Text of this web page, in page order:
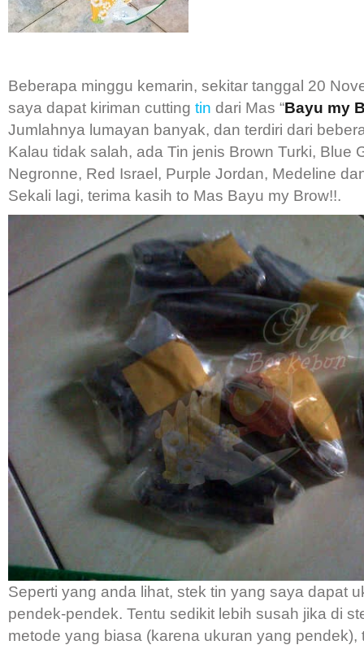
Beberapa minggu kemarin, sekitar tanggal 20
saya dapat kiriman cutting tin dari Mas “Bayu my
Jumlahnya lumayan banyak, dan terdiri dari
Kalau tidak salah, ada Tin jenis Brown Turki, Blue
Negronne, Red Israel, Purple Jordan, Medeline
Sekali lagi, terima kasih to Mas Bayu my Brow!!.
Seperti yang anda lihat, stek tin yang saya dapat
pendek-pendek. Tentu sedikit lebih susah jika di
metode yang biasa (karena ukuran yang pendek),